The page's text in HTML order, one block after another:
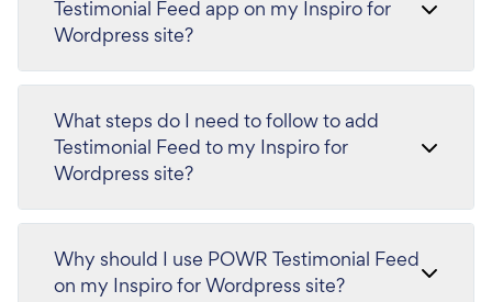
Testimonial Feed app on my Inspiro for
Wordpress site?
What steps do I need to follow to add
Testimonial Feed to my Inspiro for
Wordpress site?
Why should I use POWR Testimonial Feed
on my Inspiro for Wordpress site?